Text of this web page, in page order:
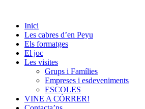
content
Les Cabres d'en Peyu
Inici
Les cabres d’en Peyu
Els formatges
El joc
Les visites
Grups i Famílies
Empreses i esdeveniments
ESCOLES
VINE A CÓRRER!